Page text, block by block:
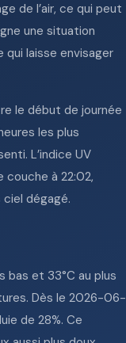
de l’air, ce qui peut
une situation
qui laisse envisager
le début de journée
les plus
L’indice UV
couche à 22:02,
dégagé.
bas et 33°C au plus
Dès le 2026-06-
de 28%. Ce